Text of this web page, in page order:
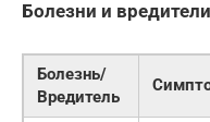
Болезни и
Болезнь/
Вредитель